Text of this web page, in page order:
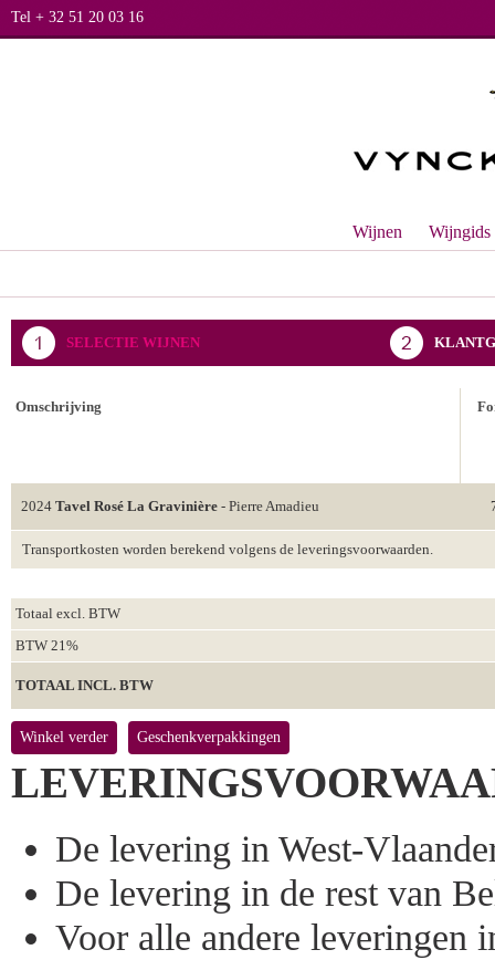
Tel + 32 51 20 03 16
Wijnen Wijngids
SELECTIE WIJNEN
Omschrijving
2024 Tavel Rosé La Gravinière - Pierre Amadieu
Transportkosten worden berekend volgens de leveringsvoorwaarden.
Totaal excl. BTW
BTW 21%
TOTAAL INCL. BTW
Winkel verder Geschenkverpakkingen
De levering in West-
De levering in de rest van
Voor alle andere